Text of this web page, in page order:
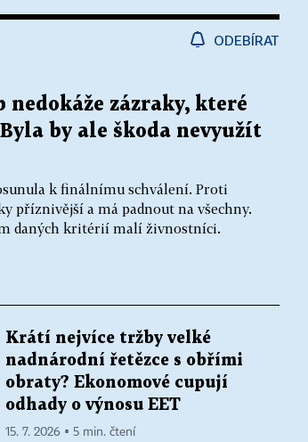
ODEBÍRAT
zázraky, které
by ale škoda nevyužít
k finálnímu schválení. Proti
příznivější a má padnout na všechny.
daných kritérií malí živnostníci.
Krátí nejvíce tržby velké
nadnárodní řetězce s obřími
obraty? Ekonomové cupují
odhady o výnosu EET
15. 7. 2026 ▪ 5 min. čtení